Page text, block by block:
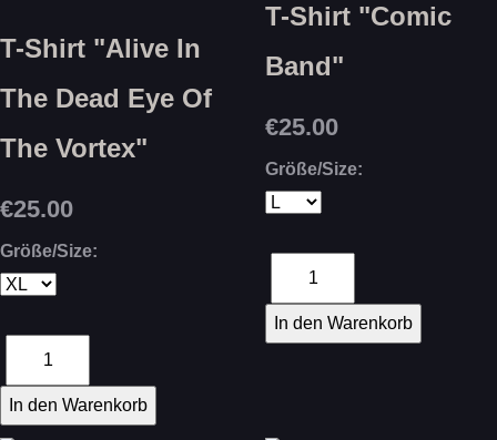
T-Shirt "Alive In
The Dead Eye Of
The Vortex"
€25.00
Größe/Size:
T-Shirt "Comic
Band"
€25.00
Größe/Size: